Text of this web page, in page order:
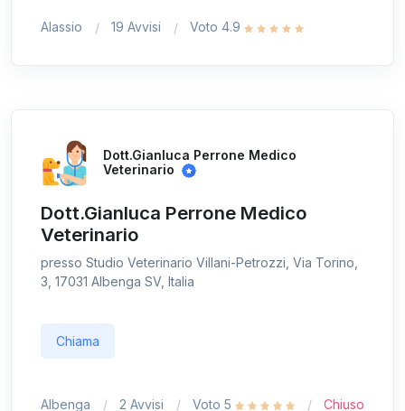
Alassio 19 Avvisi Voto 4.9
Dott.Gianluca Perrone Medico
Veterinario
Dott.Gianluca Perrone Medico
Veterinario
presso Studio Veterinario Villani-Petrozzi, Via Torino,
3, 17031 Albenga SV, Italia
Chiama
Albenga 2 Avvisi Voto 5 Chiuso